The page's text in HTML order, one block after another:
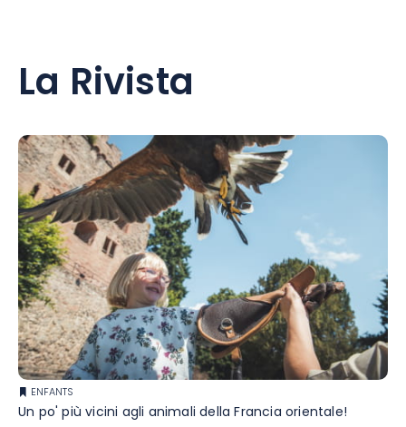
La Rivista
ENFANTS
Un po' più vicini agli animali della Francia orientale!